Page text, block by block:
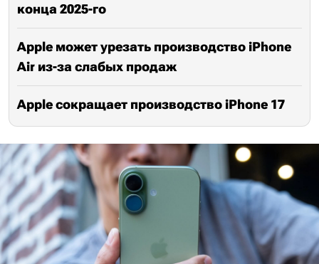
конца 2025-го
Apple может урезать производство iPhone
Air из-за слабых продаж
Apple сокращает производство iPhone 17